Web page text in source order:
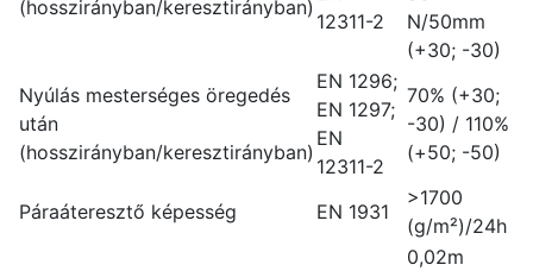
(hosszirányban/keresztirányban)
12311-2
N/50mm
(+30; -30)
Nyúlás mesterséges öregedés
után
(hosszirányban/keresztirányban)
EN 1296;
EN 1297;
EN
12311-2
70% (+30;
-30) / 110%
(+50; -50)
Páraáteresztő képesség EN 1931
>1700
(g/m²)/24h
0,02m